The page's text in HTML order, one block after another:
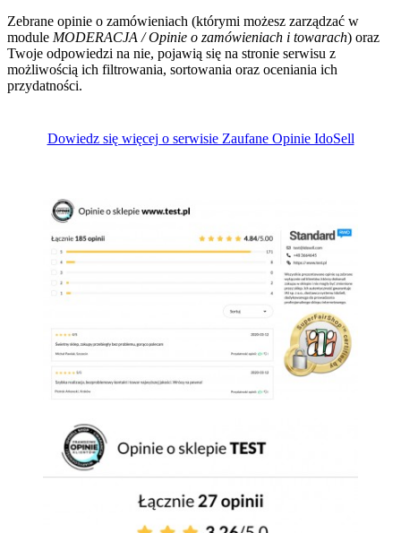
Zebrane opinie o zamówieniach (którymi możesz zarządzać w
module MODERACJA / Opinie o zamówieniach i towarach) oraz
Twoje odpowiedzi na nie, pojawią się na stronie serwisu z
możliwością ich filtrowania, sortowania oraz oceniania ich
przydatności.
Dowiedz się więcej o serwisie Zaufane Opinie IdoSell